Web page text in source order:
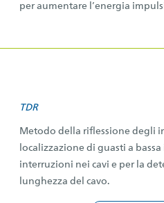
per aumentare l’energia
TDR
Metodo della riflessione degli
localizzazione di guasti a bassa
interruzioni nei cavi e per la
lunghezza del cavo.